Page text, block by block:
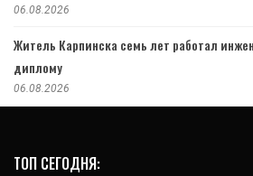
06.08.2026
Житель Карпинска семь лет работал
диплому
06.08.2026
ТОП СЕГОДНЯ: